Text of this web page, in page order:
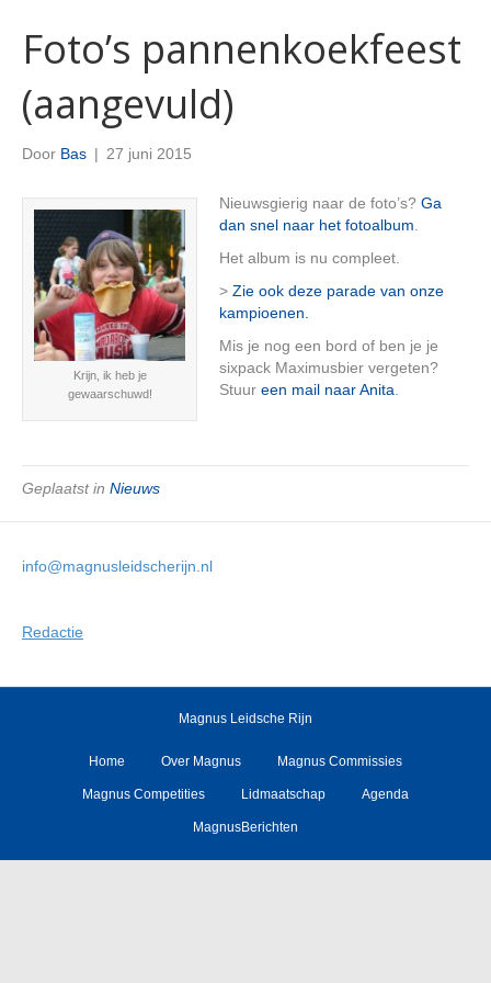
Foto’s pannenkoekfeest
(aangevuld)
Door Bas | 27 juni 2015
Krijn, ik heb je
gewaarschuwd!
Nieuwsgierig naar de foto’s? Ga
dan snel naar het fotoalbum
Het album is nu compleet.
> Zie ook deze parade van onze
kampioenen.
Mis je nog een bord of ben je je
sixpack Maximusbier vergeten?
Stuur een mail naar Anita
Geplaatst in Nieuws
info@magnusleidscherijn.nl
Redactie
Magnus Leidsche Rijn
Home Over Magnus Magnus Commissies
Magnus Competities Lidmaatschap Agenda
MagnusBerichten